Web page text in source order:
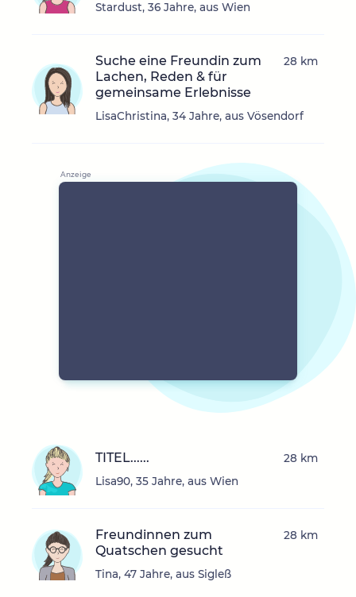
Stardust, 36 Jahre, aus Wien
Suche eine Freundin zum
Lachen, Reden & für
gemeinsame Erlebnisse
LisaChristina, 34 Jahre, aus Vösendorf
28 km
TITEL......
Lisa90, 35 Jahre, aus Wien
28 km
Freundinnen zum
Quatschen gesucht
Tina, 47 Jahre, aus Sigleß
28 km